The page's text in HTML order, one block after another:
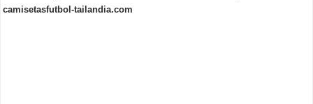
camisetasfutbol-tailandia.com